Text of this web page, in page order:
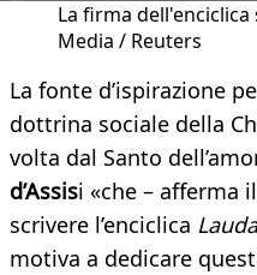
La firma
Media / Reuters
La fonte d’ispirazione
dottrina sociale della
volta dal Santo
d’Assisi «che – afferma
scrivere l’enciclica
motiva a dedicare